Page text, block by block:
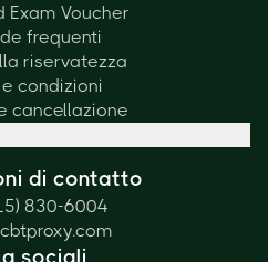
Exam Voucher
frequenti
riservatezza
condizioni
cancellazione
di contatto
830-6004